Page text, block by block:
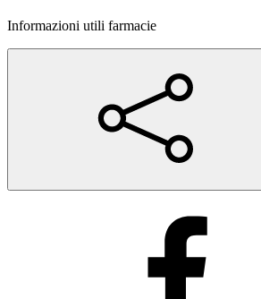
Informazioni utili farmacie